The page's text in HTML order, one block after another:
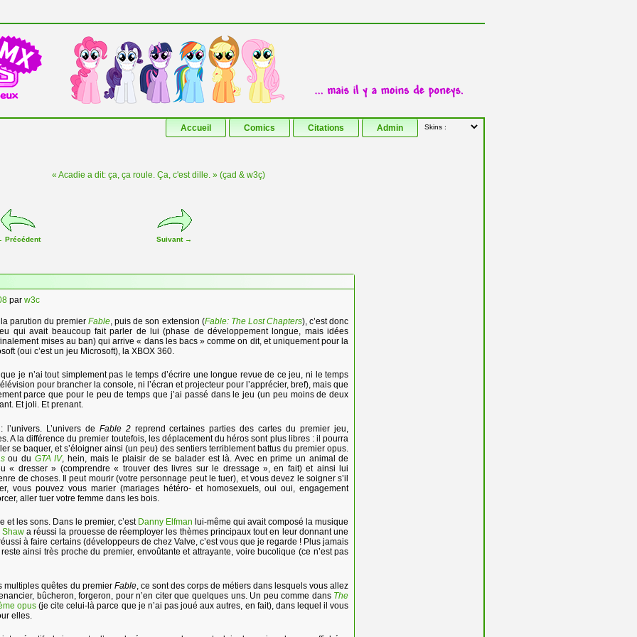
Aller au contenu principal
Aller au contenu secondaire
Accueil Comics Citations Admin
« Acadie a dit: ça, ça roule. Ça, c'est dille. » (çad & w3ç)
Précédent Suivant →
par w3c
parution du premierFable , puis de son extension (Fable: The Lost Chapters), c’est donc
qui avait beaucoup fait parler de lui (phase de développement longue, mais idées
mises au ban) qui arrive « dans les bacs » comme on dit, et uniquement pour la
(oui c’est un jeu Microsoft), la XBOX 360.
je n’ai tout simplement pas le temps d’écrire une longue revue de ce jeu, ni le temps
pour brancher la console, ni l’écran et projecteur pour l’apprécier, bref), mais que
parce que pour le peu de temps que j’ai passé dans le jeu (un peu moins de deux
Et joli. Et prenant.
L’univers de Fable 2reprend certaines parties des cartes du premier jeu,
A la différence du premier toutefois, les déplacement du héros sont plus libres : il pourra
se baquer, et s’éloigner ainsi (un peu) des sentiers terriblement battus du premier opus.
ou du GTA IV, hein, mais le plaisir de se balader est là. Avec en prime un animal de
« dresser » (comprendre « trouver des livres sur le dressage », en fait) et ainsi lui
de choses. Il peut mourir (votre personnage peut le tuer), et vous devez le soigner s’il
vous pouvez vous marier (mariages hétéro- et homosexuels, oui oui, engagement
aller tuer votre femme dans les bois.
et les sons. Dans le premier, c’est Danny Elfman lui-même qui avait composé la musique
Shawa réussi la prouesse de réemployer les thèmes principaux tout en leur donnant une
à faire certains (développeurs de chez Valve, c’est vous que je regarde ! Plus jamais
ainsi très proche du premier, envoûtante et attrayante, voire bucolique (ce n’est pas
multiples quêtes du premier Fable, ce sont des corps de métiers dans lesquels vous allez
bûcheron, forgeron, pour n’en citer que quelques uns. Un peu comme dans The
opus(je cite celui-là parce que je n’ai pas joué aux autres, en fait), dans lequel il vous
elles.